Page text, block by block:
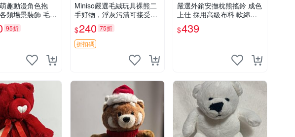
趣動漫角色抱
類場景裝飾 毛絨
抱枕、趣味玩偶
95折
Miniso嚴選毛絨玩具裸熊二
手好物，浮灰污漬可接受。
請詳閱照片再下單，售出不
退不換。全新品相收藏推
薦。 裸熊 毛絨玩具 收藏
$240 75折
折扣碼
嚴選外銷安撫枕熊搖鈴 成色
上佳 採用高級布料 軟綿適
合收藏 安心選購 安撫枕 熊
玩具 搖鈴
$439